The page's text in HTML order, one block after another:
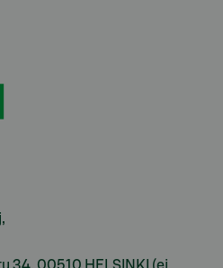
34, 00510 HELSINKI (ei